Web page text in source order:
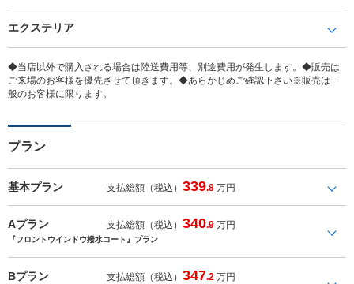
エクステリア
◆当店以外で購入される場合は陸送費用等、別途費用が発生します。◆販売は
ご来場のお客様を優先させて頂きます。◆あらかじめご確認下さい※販売は一
般のお客様に限ります。
プラン
基本プラン 支払総額（税込）339.8 万円
Aプラン 支払総額（税込）340.9 万円
『フロントウインドウ撥水コート』プラン
Bプラン 支払総額（税込）347.2 万円